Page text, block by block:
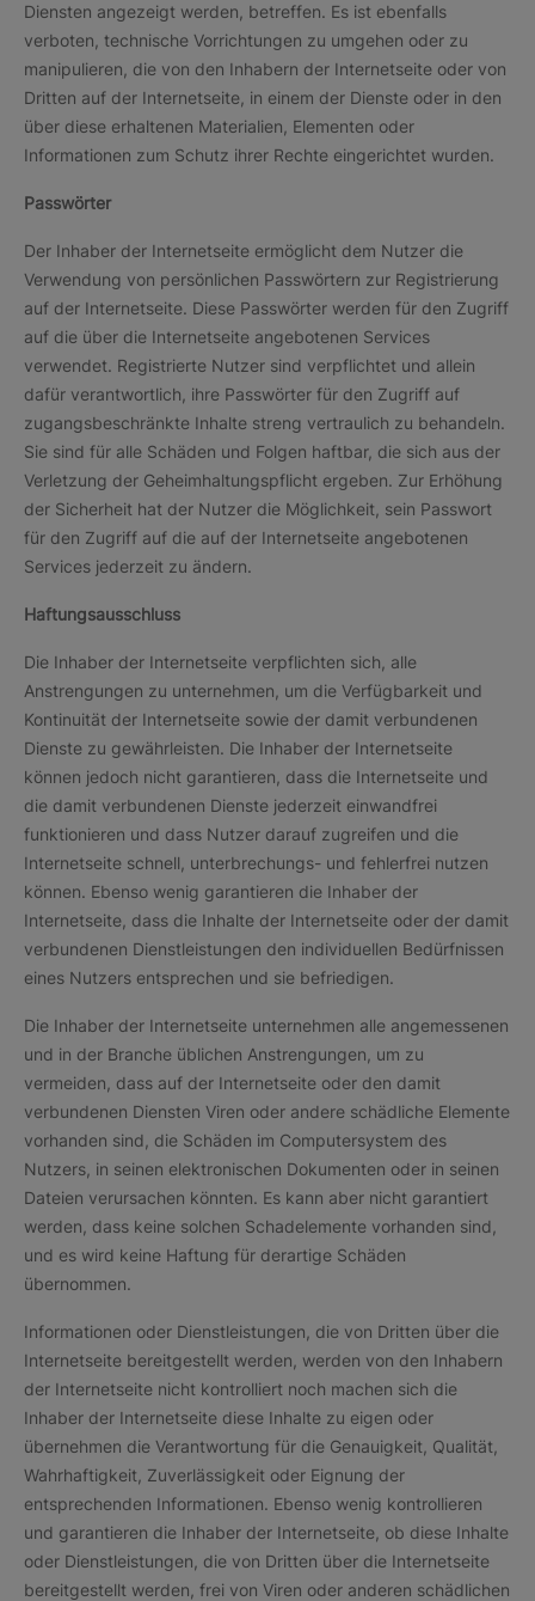
Diensten angezeigt werden, betreffen. Es ist ebenfalls
verboten, technische Vorrichtungen zu umgehen oder zu
manipulieren, die von den Inhabern der Internetseite oder von
Dritten auf der Internetseite, in einem der Dienste oder in den
über diese erhaltenen Materialien, Elementen oder
Informationen zum Schutz ihrer Rechte eingerichtet wurden.
Passwörter
Der Inhaber der Internetseite ermöglicht dem Nutzer die
Verwendung von persönlichen Passwörtern zur Registrierung
auf der Internetseite. Diese Passwörter werden für den Zugriff
auf die über die Internetseite angebotenen Services
verwendet. Registrierte Nutzer sind verpflichtet und allein
dafür verantwortlich, ihre Passwörter für den Zugriff auf
zugangsbeschränkte Inhalte streng vertraulich zu behandeln.
Sie sind für alle Schäden und Folgen haftbar, die sich aus der
Verletzung der Geheimhaltungspflicht ergeben. Zur Erhöhung
der Sicherheit hat der Nutzer die Möglichkeit, sein Passwort
für den Zugriff auf die auf der Internetseite angebotenen
Services jederzeit zu ändern.
Haftungsausschluss
Die Inhaber der Internetseite verpflichten sich, alle
Anstrengungen zu unternehmen, um die Verfügbarkeit und
Kontinuität der Internetseite sowie der damit verbundenen
Dienste zu gewährleisten. Die Inhaber der Internetseite
können jedoch nicht garantieren, dass die Internetseite und
die damit verbundenen Dienste jederzeit einwandfrei
funktionieren und dass Nutzer darauf zugreifen und die
Internetseite schnell, unterbrechungs- und fehlerfrei nutzen
können. Ebenso wenig garantieren die Inhaber der
Internetseite, dass die Inhalte der Internetseite oder der damit
verbundenen Dienstleistungen den individuellen Bedürfnissen
eines Nutzers entsprechen und sie befriedigen.
Die Inhaber der Internetseite unternehmen alle angemessenen
und in der Branche üblichen Anstrengungen, um zu
vermeiden, dass auf der Internetseite oder den damit
verbundenen Diensten Viren oder andere schädliche Elemente
vorhanden sind, die Schäden im Computersystem des
Nutzers, in seinen elektronischen Dokumenten oder in seinen
Dateien verursachen könnten. Es kann aber nicht garantiert
werden, dass keine solchen Schadelemente vorhanden sind,
und es wird keine Haftung für derartige Schäden
übernommen.
Informationen oder Dienstleistungen, die von Dritten über die
Internetseite bereitgestellt werden, werden von den Inhabern
der Internetseite nicht kontrolliert noch machen sich die
Inhaber der Internetseite diese Inhalte zu eigen oder
übernehmen die Verantwortung für die Genauigkeit, Qualität,
Wahrhaftigkeit, Zuverlässigkeit oder Eignung der
entsprechenden Informationen. Ebenso wenig kontrollieren
und garantieren die Inhaber der Internetseite, ob diese Inhalte
oder Dienstleistungen, die von Dritten über die Internetseite
bereitgestellt werden, frei von Viren oder anderen schädlichen